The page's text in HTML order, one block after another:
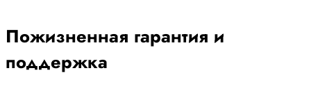
Пожизненная гарантия и
поддержка